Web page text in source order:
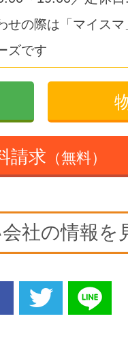
せの際は「マイス
ズです
請求 （無料）
社の情報を